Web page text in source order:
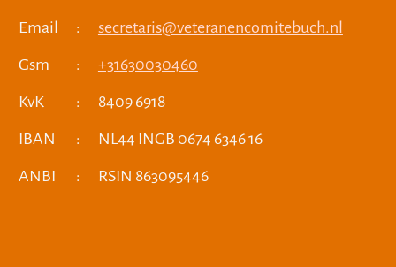
Email : secretaris@veteranencomitebuch.nl
Gsm : +31630030460
KvK : 8409 6918
IBAN : NL44 INGB 0674 6346 16
ANBI : RSIN 863095446